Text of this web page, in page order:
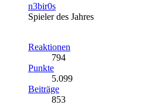
n3bir0s
Spieler des Jahres
Reaktionen
794
Punkte
5.099
Beiträge
853